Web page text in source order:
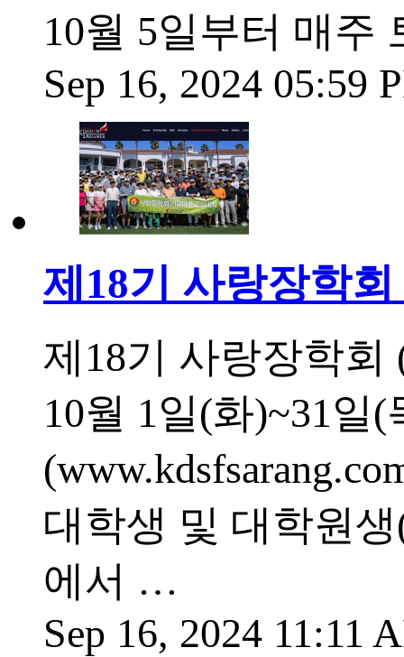
10월 5일부터 매주
Sep 16, 2024 05:59
제18기 사랑장학
제18기 사랑장학
10월 1일(화)~31일
대학생 및 대학원
에서 …
Sep 16, 2024 11:11